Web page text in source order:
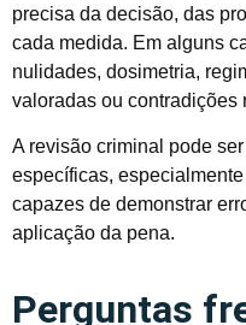
precisa da decisão, das
cada medida. Em alguns
nulidades, dosimetria,
valoradas ou contradições
A revisão criminal pode
específicas,
capazes de demonstrar
aplicação da pena.
Perguntas